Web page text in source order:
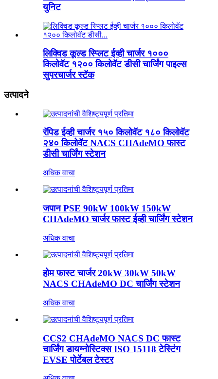
युनिट
लिक्विड कूल्ड स्प्लिट ईव्ही चार्जर १०००
किलोवॅट १२०० किलोवॅट डीसी चार्जिंग पाइल्स
सुपरचार्जर स्टॅक
उत्पादने
रॅपिड ईव्ही चार्जर १५० किलोवॅट १८० किलोवॅट
२४० किलोवॅट NACS CHAdeMO फास्ट
डीसी चार्जिंग स्टेशन
अधिक वाचा
जपान PSE 90kW 100kW 150kW
CHAdeMO चार्जर फास्ट ईव्ही चार्जिंग स्टेशन
अधिक वाचा
होम फास्ट चार्जर 20kW 30kW 50kW
NACS CHAdeMO DC चार्जिंग स्टेशन
अधिक वाचा
CCS2 CHAdeMO NACS DC फास्ट
चार्जिंग डायग्नोस्टिक्स ISO 15118 टेस्टिंग
EVSE पोर्टेबल टेस्टर